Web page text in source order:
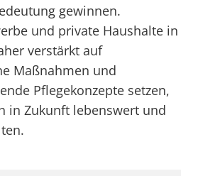
gewinnen.
und private Haushalte in
verstärkt auf
Maßnahmen und
Pflegekonzepte setzen,
in Zukunft lebenswert und